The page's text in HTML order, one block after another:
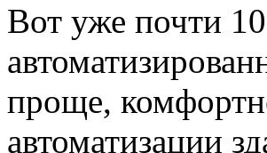
Вот уже почти
проще,
автоматизации